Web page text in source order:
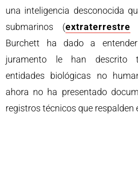
una inteligencia desconocida
submarinos (extraterrestre
Burchett ha dado a
juramento le han descrito
entidades biológicas no
ahora no ha presentado
registros técnicos que respalden